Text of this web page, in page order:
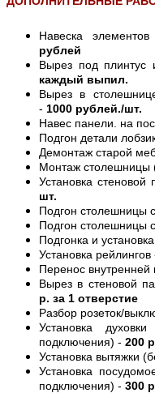
Навеска
рублей
Вырез под плинтус
каждый выпил.
Вырез в
- 1000 рублей./шт.
Навес панели. на
Подгон детали
Демонтаж старой
Монтаж столешницы
Установка
шт.
Подгон столешницы
Подгон столешницы
Подгонка и
Установка рейлингов
Перенос внутренней
Вырез в стеновой
р. за 1 отверстие
Разбор розеток/
Установка
подключения) - 200
Установка вытяжки
Установка
подключения) - 300